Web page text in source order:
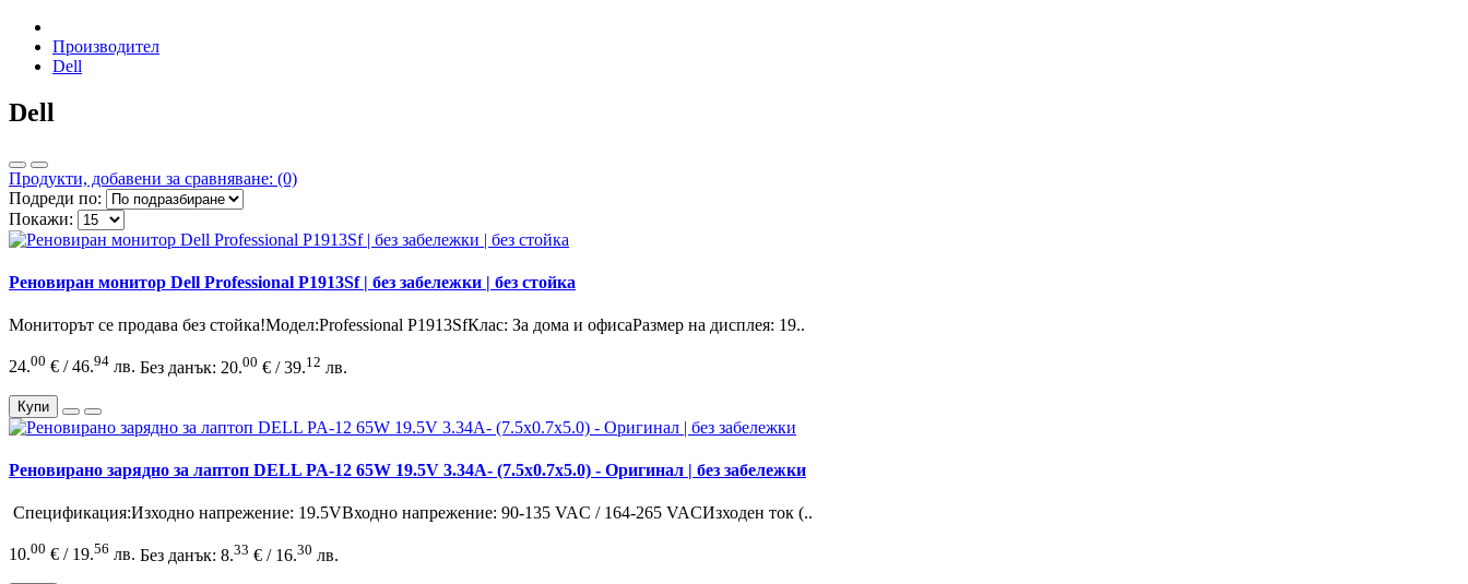
Производител
Dell
Dell
Продукти, добавени за сравняване: (0)
Подреди по:
Покажи:
Реновиран монитор Dell Professional P1913Sf | без забележки | без стойка
Мониторът се продава без стойка!Модел:Professional P1913SfКлас: За дома и офисаРазмер на дисплея: 19..
24.00 € / 46.94 лв. Без данък: 20.00 € / 39.12 лв.
Купи
Реновирано зарядно за лаптоп DELL PA-12 65W 19.5V 3.34A- (7.5x0.7x5.0) - Оригинал | без забележки
Спецификация:Изходно напрежение: 19.5VВходно напрежение: 90-135 VAC / 164-265 VACИзходен ток (..
10.00 € / 19.56 лв. Без данък: 8.33 € / 16.30 лв.